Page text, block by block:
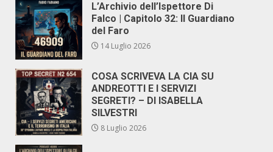
L’Archivio dell’Ispettore Di
Falco | Capitolo 32: Il Guardiano
del Faro
14 Luglio 2026
COSA SCRIVEVA LA CIA SU
ANDREOTTI E I SERVIZI
SEGRETI? – DI ISABELLA
SILVESTRI
8 Luglio 2026